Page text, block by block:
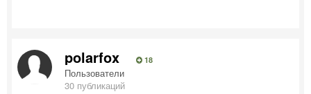
polarfox 18
Пользователи
30 публикаций